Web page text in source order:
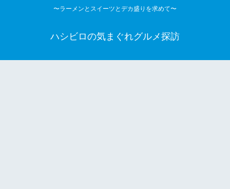
〜ラーメンとスイーツとデカ盛りを求めて〜
ハシビロの気まぐれグルメ探訪